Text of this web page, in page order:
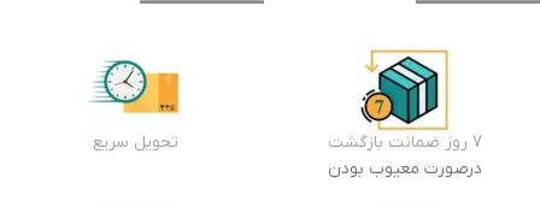
7 روز ضمانت بازگشت
درصورت معیوب بودن
تحویل سریع